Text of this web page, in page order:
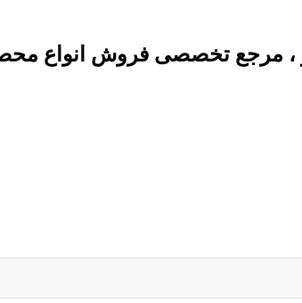
، مرجع تخصصی فروش انواع